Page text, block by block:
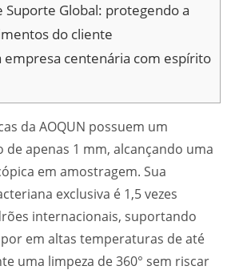
Suporte Global: protegendo a
do cliente
empresa centenária com espírito
da AOQUN possuem um
apenas 1 mm, alcançando uma
em amostragem. Sua
exclusiva é 1,5 vezes
internacionais, suportando
em altas temperaturas de até
uma limpeza de 360° sem riscar